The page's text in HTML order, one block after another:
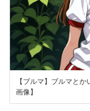
【ブルマ】ブルマと
画像】